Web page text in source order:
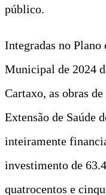
público.
Integradas no
Municipal de 2024
Cartaxo, as obras
Extensão de Saúde
inteiramente
investimento de
quatrocentos e